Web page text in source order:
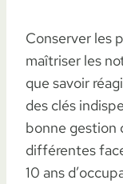
Conserver les
maîtriser les
que savoir
des clés
bonne gestion
différentes
10 ans